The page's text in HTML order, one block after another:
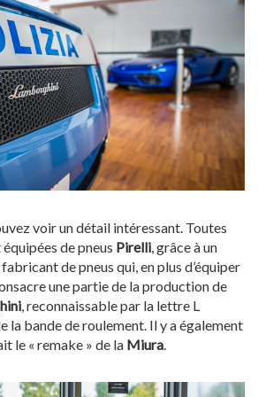
voir un détail intéressant. Toutes
de pneus Pirelli, grâce à un
de pneus qui, en plus d’équiper
une partie de la production de
, reconnaissable par la lettre L
la bande de roulement. Il y a également
le « remake » de la Miura.